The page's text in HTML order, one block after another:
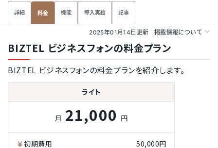
詳細 料金 機能 導入実績 記事
2025年01月14日更新 掲載情報について
BIZTEL ビジネスフォンの料金プラン
BIZTEL ビジネスフォンの料金プランを紹介します。
ライト
月 21,000 円
初期費用 50,000円